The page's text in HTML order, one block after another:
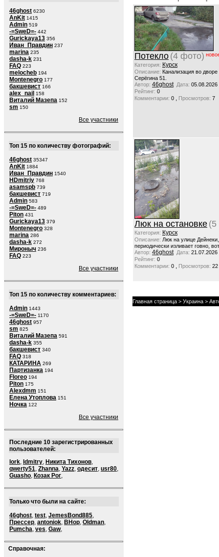
46ghost 6230
AnKit 1415
Admin 519
-=SweD=- 442
Gurickaya13 356
Иван_Правдин 237
marina 235
dasha-k 231
FAQ 223
melocheb 194
Montenegro 177
бакшевист 166
alex_nail 158
Виталий Мазепа 152
sm 150
Все участники
Топ 15 по количеству фотографий:
46ghost 35347
AnKit 1884
Иван_Правдин 1540
HDmitriy 768
asamspb 739
бакшевист 719
Admin 583
-=SweD=- 489
Piton 431
Gurickaya13 379
Montenegro 328
marina 286
dasha-k 272
Мироныч 236
FAQ 223
Все участники
Топ 15 по количеству комментариев:
Admin 1443
-=SweD=- 1170
46ghost 957
sm 825
Виталий Мазепа 591
dasha-k 355
бакшевист 340
FAQ 318
КАТАРИНА 269
Партизанка 194
Floreo 194
Piton 175
Alexdmm 151
Елена Утоплова 151
Ночка 122
Все участники
Последние 10 зарегистрированных
пользователей:
lork, ldmitry, Никита Тихонов,
qwerty51, Zhanna, Yazz, одесит, usr80,
Guasho, Козак Рог,
Только что были на сайте:
46ghost, test, JemesBond885,
Прессер, antoniok, BHop, Oldman,
Pumcha, ves, Gaw,
Справочная:
Потекло (4 фото)
Категория: Курск
Описание: Канализация во
Серёгина 51.
Автор: 46ghost Дата: 05.08.2026
Рейтинг: 0
Комментарии: 0 , Просмотров: 7
Люк на остановке (5
Категория: Курск
Описание: Люк на улице
периодически изливает говно,
Автор: 46ghost Дата: 21.07.2026
Рейтинг: 0
Комментарии: 0 , Просмотров: 22
Главная страница > Украина >